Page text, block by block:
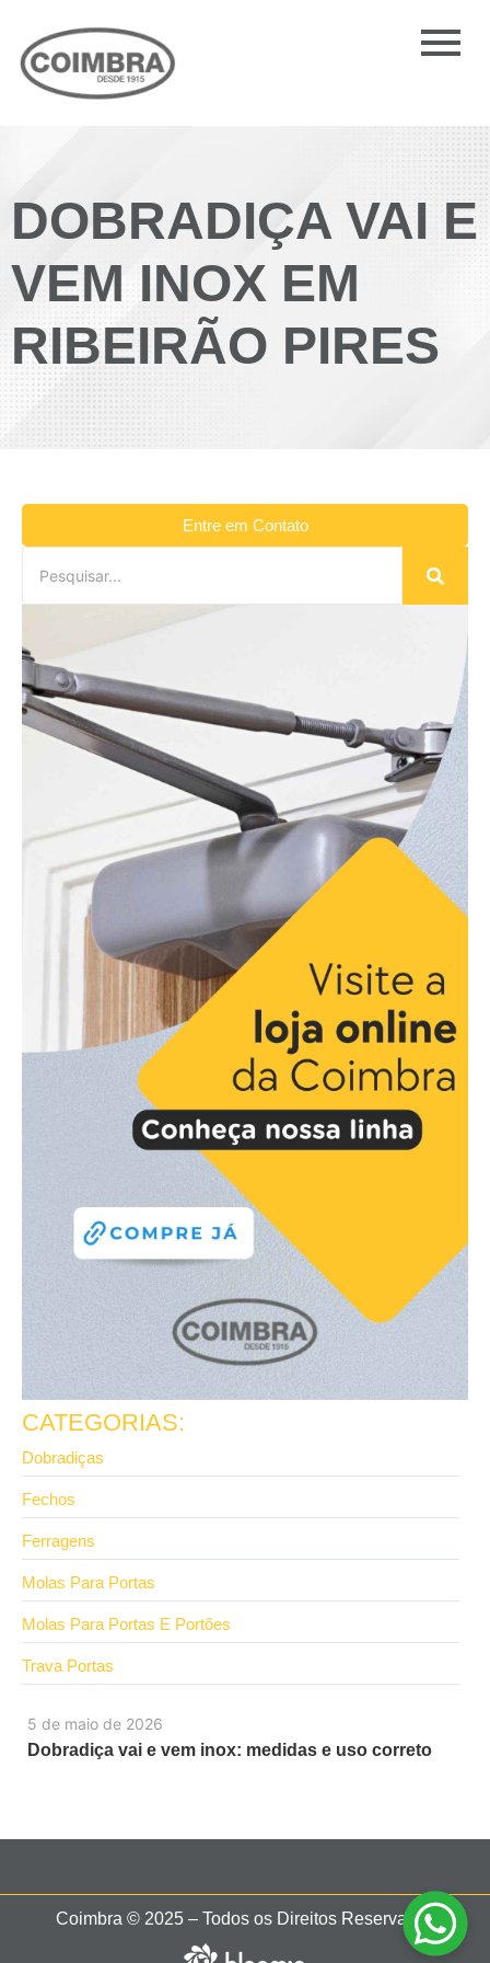
DOBRADIÇA VAI E
VEM INOX EM
RIBEIRÃO PIRES
5 de maio de 2026
Dobradiça vai e vem inox: medidas e uso correto
Entre em Contato
CATEGORIAS:
Dobradiças
Fechos
Ferragens
Molas Para Portas
Molas Para Portas E Portões
Trava Portas
Coimbra © 2025 – Todos os Direitos Reservados